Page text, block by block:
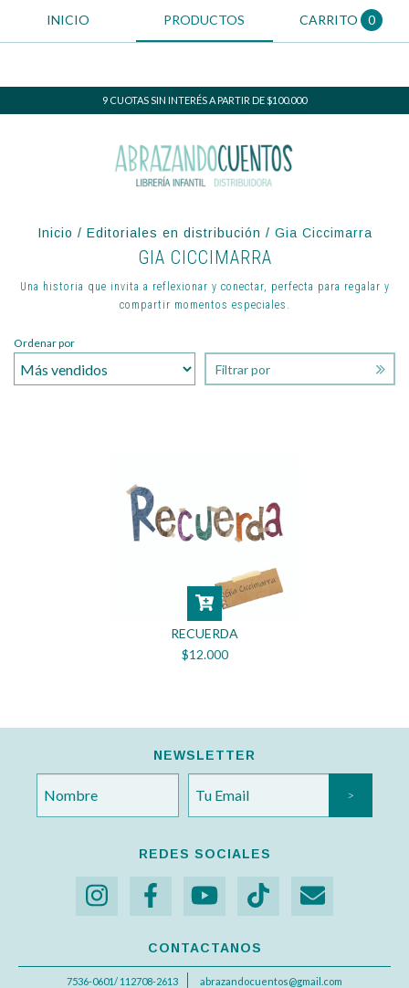
INICIO PRODUCTOS CARRITO 0
9 CUOTAS SIN INTERÉS A PARTIR DE $100.000
Inicio / Editoriales en distribución / Gia Ciccimarra
GIA CICCIMARRA
Una historia que invita a reflexionar y conectar, perfecta para regalar y
compartir momentos especiales.
Ordenar por
Filtrar por
RECUERDA
$12.000
NEWSLETTER
REDES SOCIALES
CONTACTANOS
7536-0601/ 112708-2613 abrazandocuentos@gmail.com